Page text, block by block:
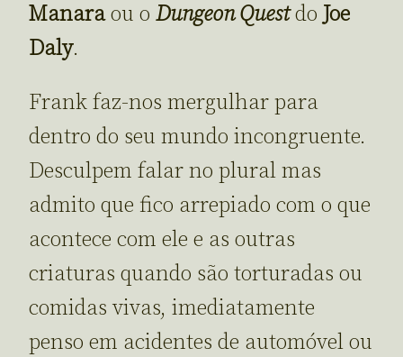
Manaraou o Dungeon Questdo Joe
Daly.
Frank faz-nos mergulhar para
dentro do seu mundo incongruente.
Desculpem falar no plural mas
admito que fico arrepiado com o que
acontece com ele e as outras
criaturas quando são torturadas ou
comidas vivas, imediatamente
penso em acidentes de automóvel ou